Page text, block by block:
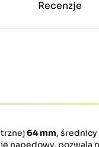
Recenzje
64 mm,
napędowy, pozwala